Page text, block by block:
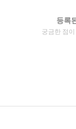
등록
궁금한 점